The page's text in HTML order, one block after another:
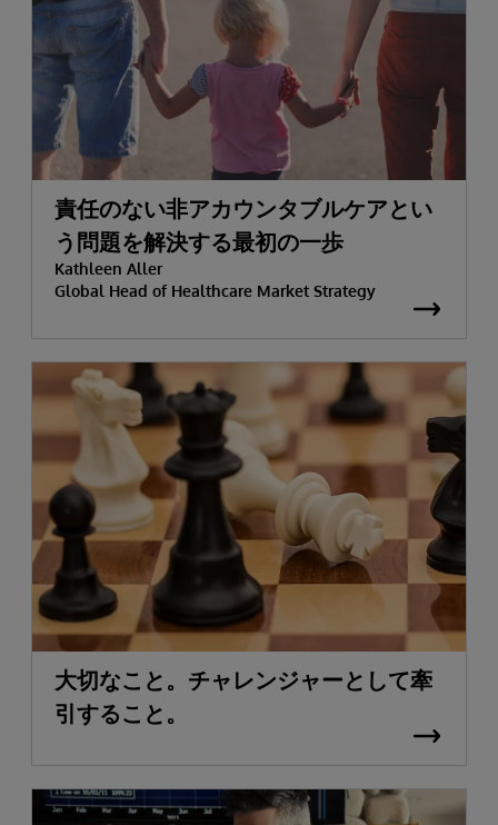
責任のない非アカウンタブルケアとい
う問題を解決する最初の一歩
Kathleen Aller
Global Head of Healthcare Market Strategy
大切なこと。チャレンジャーとして牽
引すること。